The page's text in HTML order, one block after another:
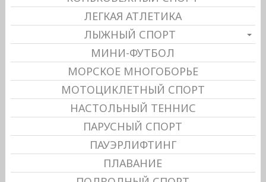
ЛЕГКАЯ АТЛЕТИКА
ЛЫЖНЫЙ СПОРТ
МИНИ-ФУТБОЛ
МОРСКОЕ МНОГОБОРЬЕ
МОТОЦИКЛЕТНЫЙ СПОРТ
НАСТОЛЬНЫЙ ТЕННИС
ПАРУСНЫЙ СПОРТ
ПАУЭРЛИФТИНГ
ПЛАВАНИЕ